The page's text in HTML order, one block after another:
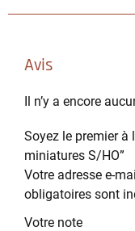
Avis
Il n’y a encore
Soyez le premier à
miniatures​ S/HO”
Votre adresse e-
obligatoires sont
Votre note